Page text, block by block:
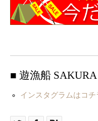
■ 遊漁船
インスタグラムはコチ